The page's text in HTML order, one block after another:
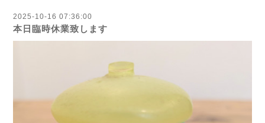
2025-10-16 07:36:00
本日臨時休業致します